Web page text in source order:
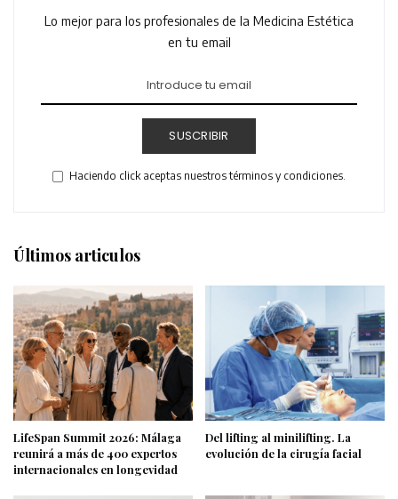
Lo mejor para los profesionales de la Medicina Estética
en tu email
SUSCRIBIR
Haciendo click aceptas nuestros términos y condiciones.
Últimos articulos
LifeSpan Summit 2026: Málaga
reunirá a más de 400 expertos
internacionales en longevidad
Del lifting al minilifting. La
evolución de la cirugía facial